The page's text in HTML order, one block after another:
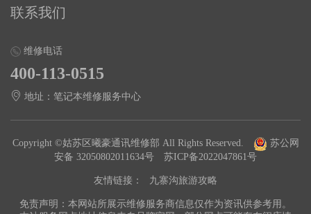
联系我们
维修电话
400-113-0515
地址：笔记本维修服务中心
Copyright ©姑苏区曦豪通讯维修部 All Rights Reserved.
苏公网
安备 32050802011634号
苏ICP备2022047861号
友情链接： 九寨沟旅游攻略
免责声明：本网站所展示维修服务商信息仅作为资讯供参考用。